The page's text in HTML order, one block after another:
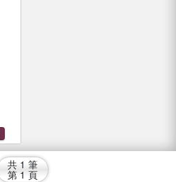
共 1 筆
第 1 頁